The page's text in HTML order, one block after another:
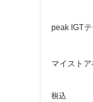
peak IGT
マイストア
税込